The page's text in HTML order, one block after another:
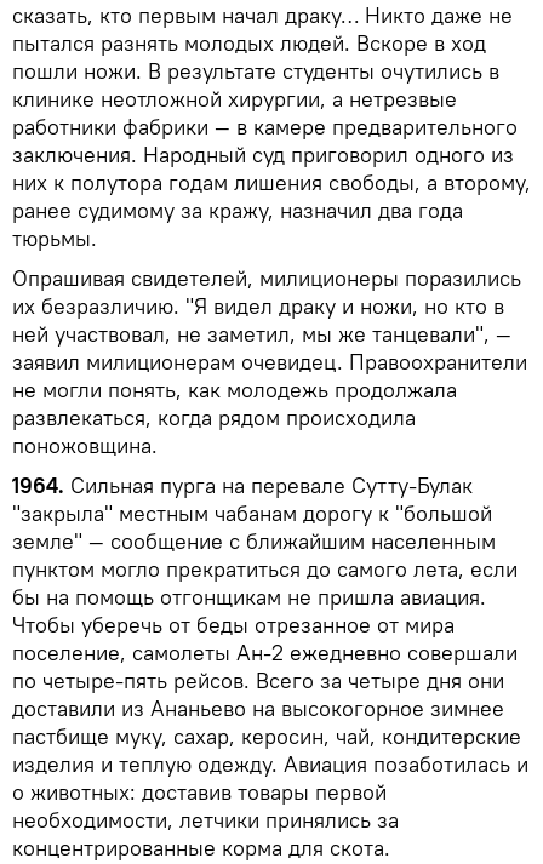
сказать, кто первым начал драку… Никто даже не
пытался разнять молодых людей. Вскоре в ход
пошли ножи. В результате студенты очутились в
клинике неотложной хирургии, а нетрезвые
работники фабрики — в камере предварительного
заключения. Народный суд приговорил одного из
них к полутора годам лишения свободы, а второму,
ранее судимому за кражу, назначил два года
тюрьмы.
Опрашивая свидетелей, милиционеры поразились
их безразличию. "Я видел драку и ножи, но кто в
ней участвовал, не заметил, мы же танцевали", —
заявил милиционерам очевидец. Правоохранители
не могли понять, как молодежь продолжала
развлекаться, когда рядом происходила
поножовщина.
1964. Сильная пурга на перевале Сутту-Булак
"закрыла" местным чабанам дорогу к "большой
земле" — сообщение с ближайшим населенным
пунктом могло прекратиться до самого лета, если
бы на помощь отгонщикам не пришла авиация.
Чтобы уберечь от беды отрезанное от мира
поселение, самолеты Ан-2 ежедневно совершали
по четыре-пять рейсов. Всего за четыре дня они
доставили из Ананьево на высокогорное зимнее
пастбище муку, сахар, керосин, чай, кондитерские
изделия и теплую одежду. Авиация позаботилась и
о животных: доставив товары первой
необходимости, летчики принялись за
концентрированные корма для скота.